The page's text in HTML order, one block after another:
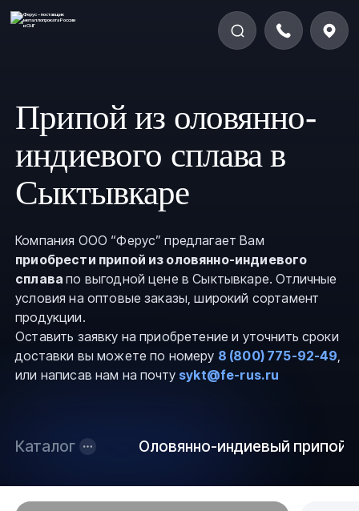
Припой из оловянно-
индиевого сплава в
Сыктывкаре
Компания ООО “Ферус” предлагает Вам
приобрести припой из оловянно-индиевого
сплавапо выгодной цене в Сыктывкаре. Отличные
условия на оптовые заказы, широкий сортамент
продукции.
Оставить заявку на приобретение и уточнить сроки
доставки вы можете по номеру 8 (800) 775-92-49,
или написав нам на почту sykt@fe-rus.ru
Каталог Оловянно-индиевый припой